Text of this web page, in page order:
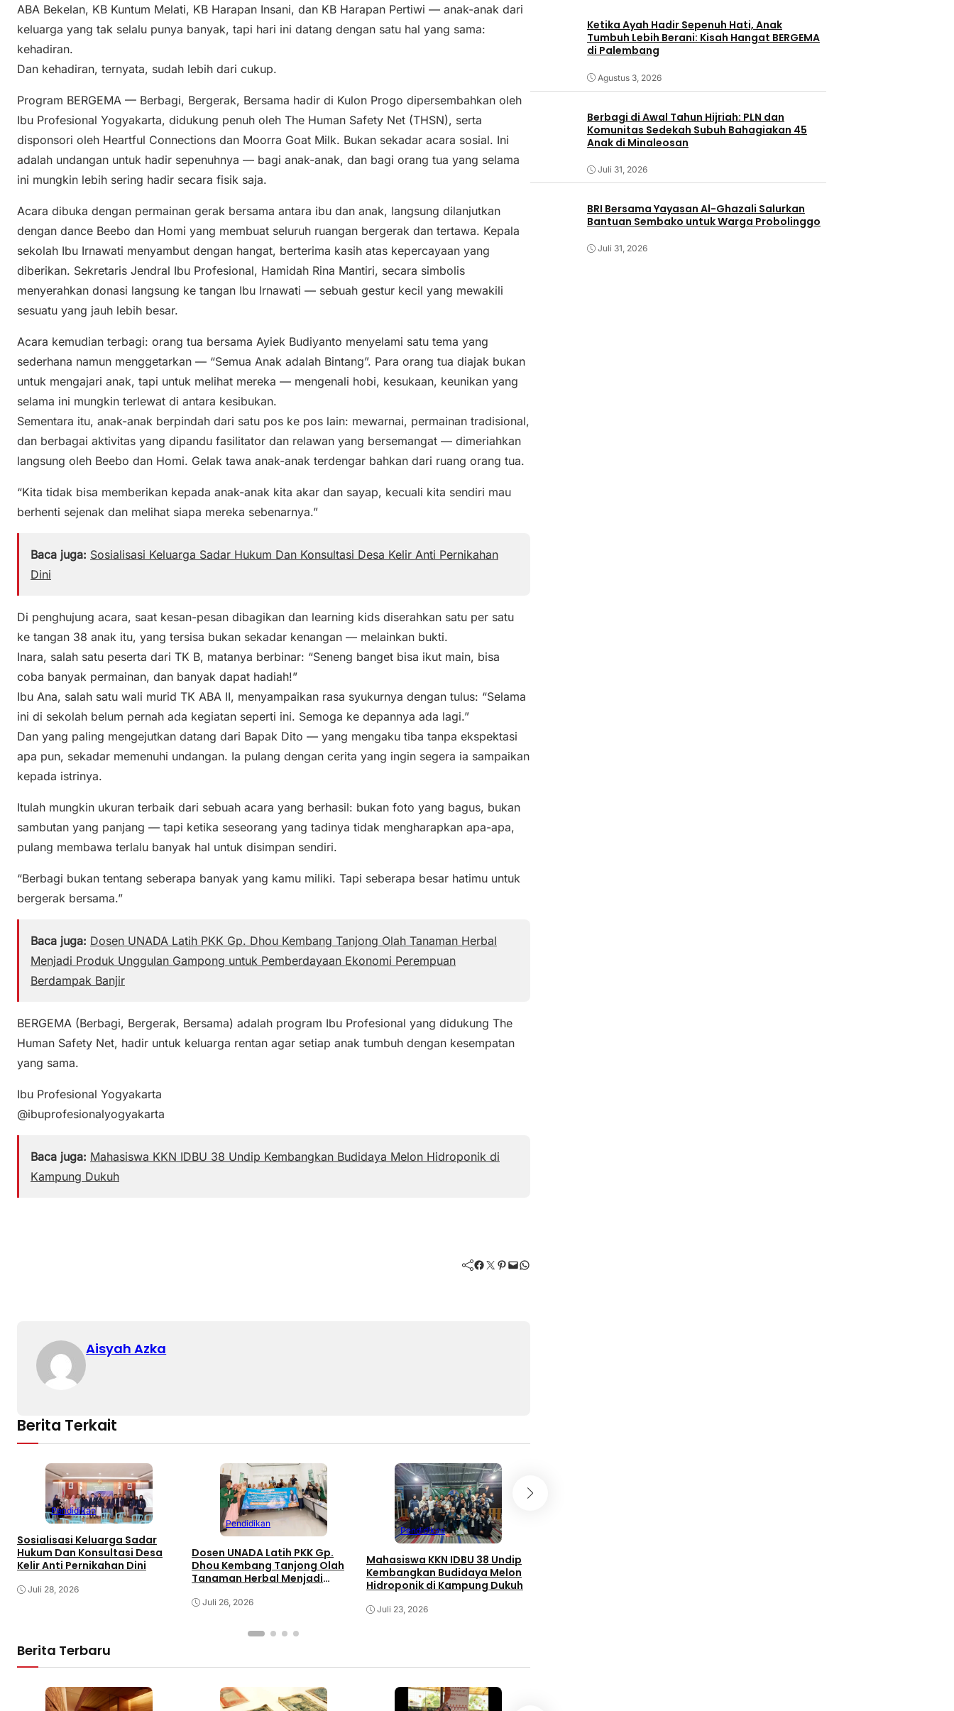
ABA Bekelan, KB Kuntum Melati, KB Harapan Insani, dan KB Harapan Pertiwi — anak-anak dari
keluarga yang tak selalu punya banyak, tapi hari ini datang dengan satu hal yang sama:
kehadiran.
Dan kehadiran, ternyata, sudah lebih dari cukup.
Program BERGEMA — Berbagi, Bergerak, Bersama hadir di Kulon Progo dipersembahkan oleh
Ibu Profesional Yogyakarta, didukung penuh oleh The Human Safety Net (THSN), serta
disponsori oleh Heartful Connections dan Moorra Goat Milk. Bukan sekadar acara sosial. Ini
adalah undangan untuk hadir sepenuhnya — bagi anak-anak, dan bagi orang tua yang selama
ini mungkin lebih sering hadir secara fisik saja.
Acara dibuka dengan permainan gerak bersama antara ibu dan anak, langsung dilanjutkan
dengan dance Beebo dan Homi yang membuat seluruh ruangan bergerak dan tertawa. Kepala
sekolah Ibu Irnawati menyambut dengan hangat, berterima kasih atas kepercayaan yang
diberikan. Sekretaris Jendral Ibu Profesional, Hamidah Rina Mantiri, secara simbolis
menyerahkan donasi langsung ke tangan Ibu Irnawati — sebuah gestur kecil yang mewakili
sesuatu yang jauh lebih besar.
Acara kemudian terbagi: orang tua bersama Ayiek Budiyanto menyelami satu tema yang
sederhana namun menggetarkan — “Semua Anak adalah Bintang”. Para orang tua diajak bukan
untuk mengajari anak, tapi untuk melihat mereka — mengenali hobi, kesukaan, keunikan yang
selama ini mungkin terlewat di antara kesibukan.
Sementara itu, anak-anak berpindah dari satu pos ke pos lain: mewarnai, permainan tradisional,
dan berbagai aktivitas yang dipandu fasilitator dan relawan yang bersemangat — dimeriahkan
langsung oleh Beebo dan Homi. Gelak tawa anak-anak terdengar bahkan dari ruang orang tua.
“Kita tidak bisa memberikan kepada anak-anak kita akar dan sayap, kecuali kita sendiri mau
berhenti sejenak dan melihat siapa mereka sebenarnya.”
Baca juga: Sosialisasi Keluarga Sadar Hukum Dan Konsultasi Desa Kelir Anti Pernikahan
Dini
Di penghujung acara, saat kesan-pesan dibagikan dan learning kids diserahkan satu per satu
ke tangan 38 anak itu, yang tersisa bukan sekadar kenangan — melainkan bukti.
Inara, salah satu peserta dari TK B, matanya berbinar: “Seneng banget bisa ikut main, bisa
coba banyak permainan, dan banyak dapat hadiah!”
Ibu Ana, salah satu wali murid TK ABA II, menyampaikan rasa syukurnya dengan tulus: “Selama
ini di sekolah belum pernah ada kegiatan seperti ini. Semoga ke depannya ada lagi.”
Dan yang paling mengejutkan datang dari Bapak Dito — yang mengaku tiba tanpa ekspektasi
apa pun, sekadar memenuhi undangan. Ia pulang dengan cerita yang ingin segera ia sampaikan
kepada istrinya.
Itulah mungkin ukuran terbaik dari sebuah acara yang berhasil: bukan foto yang bagus, bukan
sambutan yang panjang — tapi ketika seseorang yang tadinya tidak mengharapkan apa-apa,
pulang membawa terlalu banyak hal untuk disimpan sendiri.
“Berbagi bukan tentang seberapa banyak yang kamu miliki. Tapi seberapa besar hatimu untuk
bergerak bersama.”
Baca juga: Dosen UNADA Latih PKK Gp. Dhou Kembang Tanjong Olah Tanaman Herbal
Menjadi Produk Unggulan Gampong untuk Pemberdayaan Ekonomi Perempuan
Berdampak Banjir
BERGEMA (Berbagi, Bergerak, Bersama) adalah program Ibu Profesional yang didukung The
Human Safety Net, hadir untuk keluarga rentan agar setiap anak tumbuh dengan kesempatan
yang sama.
Ibu Profesional Yogyakarta
@ibuprofesionalyogyakarta
Baca juga: Mahasiswa KKN IDBU 38 Undip Kembangkan Budidaya Melon Hidroponik di
Kampung Dukuh
Facebook Twitter Pinterest Mail WhatsApp
Aisyah Azka
Berita Terkait
Pendidikan
Sosialisasi Keluarga Sadar
Hukum Dan Konsultasi Desa
Kelir Anti Pernikahan Dini
Juli 28, 2026
Pendidikan
Dosen UNADA Latih PKK Gp.
Dhou Kembang Tanjong Olah
Tanaman Herbal Menjadi
untuk Pemberdayaan Ekonomi
Juli 26, 2026
Pendidikan
Mahasiswa KKN IDBU 38 Undip
Kembangkan Budidaya Melon
Hidroponik di Kampung Dukuh
Juli 23, 2026
Berita Terbaru
Ketika Ayah Hadir Sepenuh Hati, Anak
Tumbuh Lebih Berani: Kisah Hangat BERGEMA
di Palembang
Agustus 3, 2026
Berbagi di Awal Tahun Hijriah: PLN dan
Komunitas Sedekah Subuh Bahagiakan 45
Anak di Minaleosan
Juli 31, 2026
BRI Bersama Yayasan Al-Ghazali Salurkan
Bantuan Sembako untuk Warga Probolinggo
Juli 31, 2026